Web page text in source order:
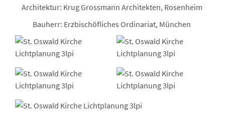
Architektur: Krug Grossmann Architekten, Rosenheim
Bauherr: Erzbischöfliches Ordinariat, München